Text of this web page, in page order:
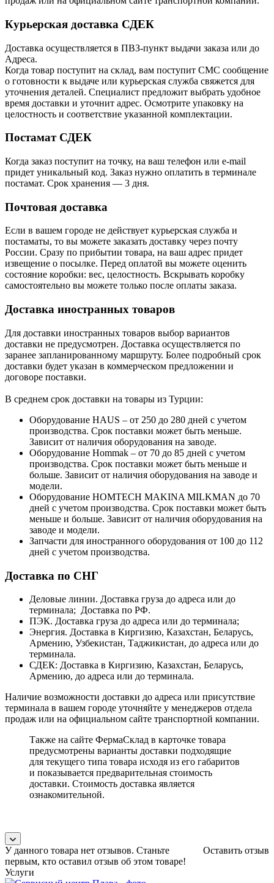
Курьерская доставка СДЕК
Доставка осуществляется в ПВЗ-пункт выдачи заказа или до
Адреса.
Когда товар поступит на склад, вам поступит СМС сообщение
о готовности к выдаче или курьерская служба свяжется для
уточнения деталей. Специалист предложит выбрать удобное
время доставки и уточнит адрес. Осмотрите упаковку на
целостность и соответствие указанной комплектации.
Постамат СДЕК
Когда заказ поступит на точку, на ваш телефон или e-mail
придет уникальный код. Заказ нужно оплатить в терминале
постамат. Срок хранения — 3 дня.
Почтовая доставка
Если в вашем городе не действует курьерская служба и
постаматы, то вы можете заказать доставку через почту
России. Сразу по прибытии товара, на ваш адрес придет
извещение о посылке. Перед оплатой вы можете оценить
состояние коробки: вес, целостность. Вскрывать коробку
самостоятельно вы можете только после оплаты заказа.
Доставка иностранных товаров
Для доставки иностранных товаров выбор вариантов
доставки не предусмотрен. Доставка осуществляется по
заранее запланированному маршруту. Более подробный срок
доставки будет указан в коммерческом предложении и
договоре поставки.
В среднем срок доставки на товары из Турции:
Оборудование HAUS – от 250 до 280 дней с учетом
производства. Срок поставки может быть меньше.
Зависит от наличия оборудования на заводе.
Оборудование Hommak – от 70 до 85 дней с учетом
производства. Срок поставки может быть меньше и
больше. Зависит от наличия оборудования на заводе и
модели.
Оборудование HOMTECH MAKINA MILKMAN до 70
дней с учетом производства. Срок поставки может быть
меньше и больше. Зависит от наличия оборудования на
заводе и модели.
Запчасти для иностранного оборудования от 100 до 112
дней с учетом производства.
Доставка по СНГ
Деловые линии. Доставка груза до адреса или до
терминала; Доставка по РФ.
ПЭК. Доставка груза до адреса или до терминала;
Энергия. Доставка в Киргизию, Казахстан, Беларусь,
Армению, Узбекистан, Таджикистан, до адреса или до
терминала.
СДЕК: Доставка в Киргизию, Казахстан, Беларусь,
Армению, до адреса или до терминала.
Наличие возможности доставки до адреса или присутствие
терминала в вашем городе уточняйте у менеджеров отдела
продаж или на официальном сайте транспортной компании.
Также на сайте ФермаСклад в карточке товара
предусмотрены варианты доставки подходящие
для текущего типа товара исходя из его габаритов
и показывается предварительная стоимость
доставки. Стоимость доставка является
ознакомительной.
Оставить отзыв
У данного товара нет отзывов. Станьте
первым, кто оставил отзыв об этом товаре!
Услуги